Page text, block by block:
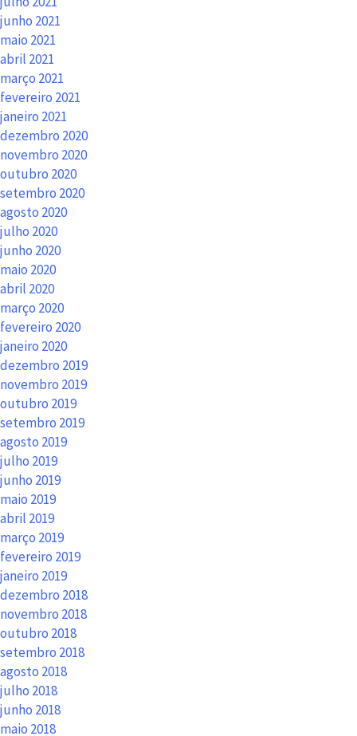
junho 2021
maio 2021
abril 2021
março 2021
fevereiro 2021
janeiro 2021
dezembro 2020
novembro 2020
outubro 2020
setembro 2020
agosto 2020
julho 2020
junho 2020
maio 2020
abril 2020
março 2020
fevereiro 2020
janeiro 2020
dezembro 2019
novembro 2019
outubro 2019
setembro 2019
agosto 2019
julho 2019
junho 2019
maio 2019
abril 2019
março 2019
fevereiro 2019
janeiro 2019
dezembro 2018
novembro 2018
outubro 2018
setembro 2018
agosto 2018
julho 2018
junho 2018
maio 2018